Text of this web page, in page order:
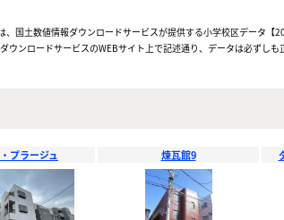
、国土数値情報ダウンロードサービスが提供する小学校区データ
ウンロードサービスのWEBサイト上で記述通り、データは必ずし
プラージュ 煉瓦館9